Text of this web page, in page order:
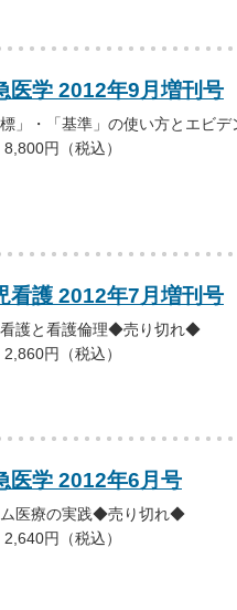
医学 2012年9月増刊号
標」・「基準」の使い方とエビデ
8,800円（税込）
看護 2012年7月増刊号
護と看護倫理◆売り切れ◆
2,860円（税込）
医学 2012年6月号
医療の実践◆売り切れ◆
2,640円（税込）